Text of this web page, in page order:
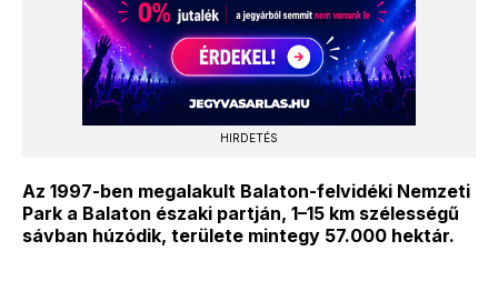
HIRDETÉS
Az 1997-ben megalakult Balaton-felvidéki Nemzeti
Park a Balaton északi partján, 1–15 km szélességű
sávban húzódik, területe mintegy 57.000 hektár.